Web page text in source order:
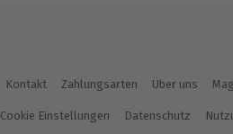
Kontakt Zahlungsarten Über uns
Cookie Einstellungen Datenschutz